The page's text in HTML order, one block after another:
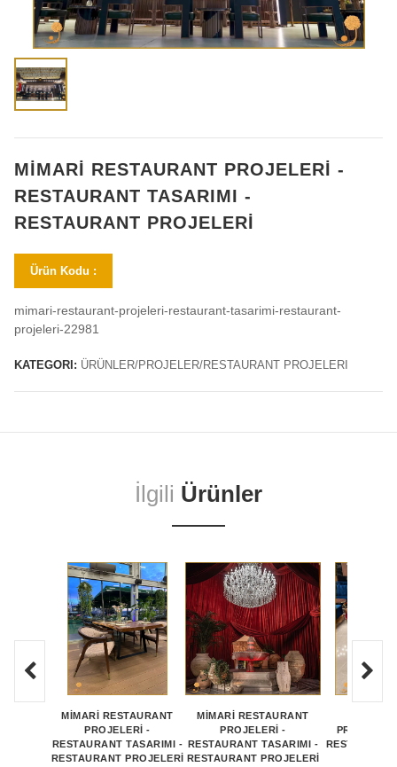
MİMARİ RESTAURANT PROJELERİ -
RESTAURANT TASARIMI -
RESTAURANT PROJELERİ
Ürün Kodu :
mimari-restaurant-projeleri-restaurant-tasarimi-restaurant-
projeleri-22981
KATEGORI: ÜRÜNLER/PROJELER/RESTAURANT PROJELERI
İlgili Ürünler
MİMARİ RESTAURANT
PROJELERİ -
RESTAURANT TASARIMI -
RESTAURANT PROJELERİ
MİMARİ RESTAURANT
PROJELERİ -
RESTAURANT TASARIMI -
RESTAURANT PROJELERİ